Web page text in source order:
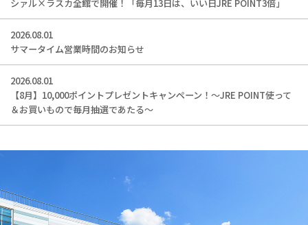
シァル×ラスカ全館で開催！「毎月13日は、いい日JRE POINT3倍」
2026.08.01
サマータイム営業時間のお知らせ
2026.08.01
【8月】10,000ポイントプレゼントキャンペーン！～JRE POINT使って
＆お買いもので毎月抽選であたる～